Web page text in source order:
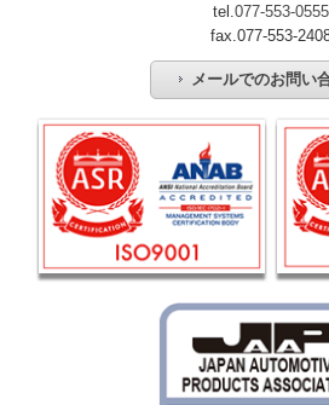
tel. 077-553-0555
fax.077-553-
メールでのお問い